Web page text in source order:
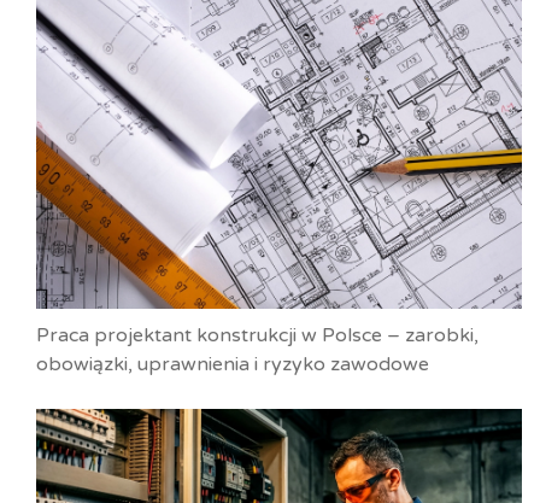
Praca projektant konstrukcji w Polsce – zarobki,
obowiązki, uprawnienia i ryzyko zawodowe